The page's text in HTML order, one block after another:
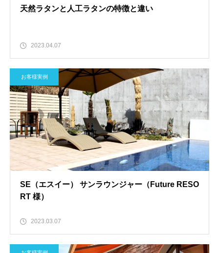
天然ラタンと人工ラタンの特徴と違い
2023.04.07
お客様実例
SE（エスイー） サンラウンジャー（Future RESO
RT 様）
2023.03.07